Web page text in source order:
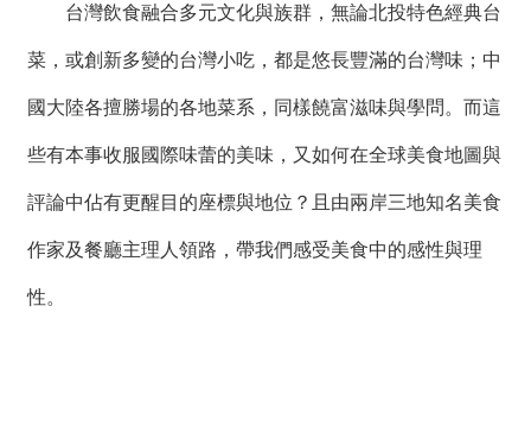
之
聯
我
網
台灣飲食融合多元文化與族群，無論北投特色經典台
菜，或創新多變的台灣小吃，都是悠長豐滿的台灣味；中
國大陸各擅勝場的各地菜系，同樣饒富滋味與學問。而這
些有本事收服國際味蕾的美味，又如何在全球美食地圖與
評論中佔有更醒目的座標與地位？且由兩岸三地知名美食
作家及餐廳主理人領路，帶我們感受美食中的感性與理
性。